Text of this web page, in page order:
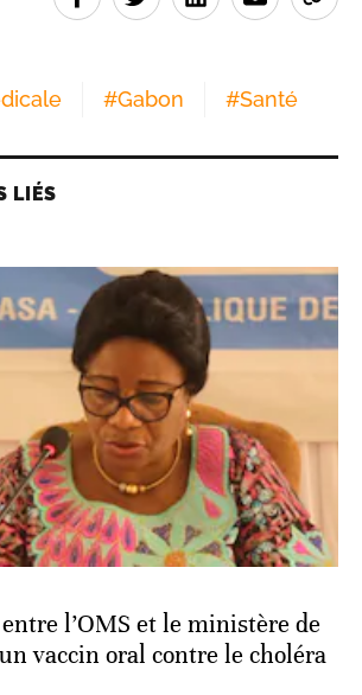
#Gabon #Santé
LIÉS
l’OMS et le ministère de
vaccin oral contre le choléra